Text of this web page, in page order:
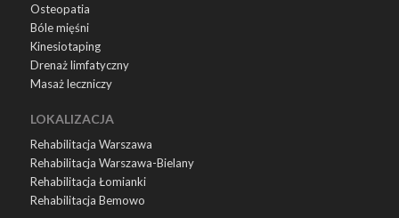
Osteopatia
Bóle mięśni
Kinesiotaping
Drenaż limfatyczny
Masaż leczniczy
LOKALIZACJA
Rehabilitacja Warszawa
Rehabilitacja Warszawa-Bielany
Rehabilitacja Łomianki
Rehabilitacja Bemowo